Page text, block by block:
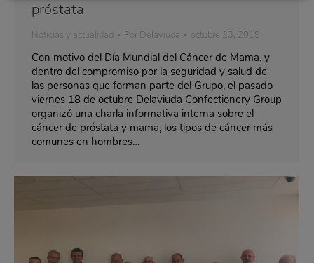
próstata
Noticias y actualidad Por Delaviuda octubre 23, 2019
Con motivo del Día Mundial del Cáncer de Mama, y
dentro del compromiso por la seguridad y salud de
las personas que forman parte del Grupo, el pasado
viernes 18 de octubre Delaviuda Confectionery Group
organizó una charla informativa interna sobre el
cáncer de próstata y mama, los tipos de cáncer más
comunes en hombres…